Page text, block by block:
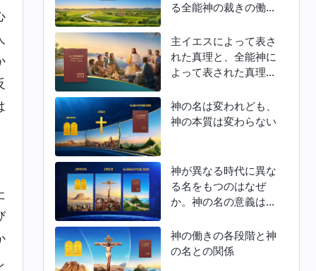
る全能神の裁きの働き
主イエスによって表さ
れた真理と、全能神に
よって表された真理と
神の名は変われども、
神の本質は変わらない
神が異なる時代に異な
る名をもつのはなぜ
か。神の名の意義は何
神の働きの各段階と神
の名との関係